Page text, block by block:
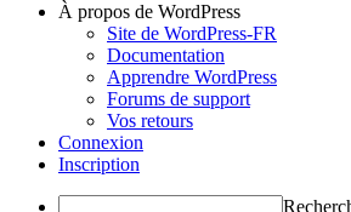
À propos de WordPress
Site de WordPress-FR
Documentation
Apprendre WordPress
Forums de support
Vos retours
Connexion
Inscription